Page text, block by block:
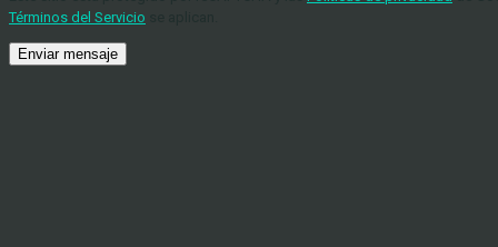
Términos del Servicio